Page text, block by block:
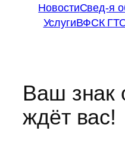
НовостиСвед-я
УслугиВФСК
Ваш знак
ждёт вас!